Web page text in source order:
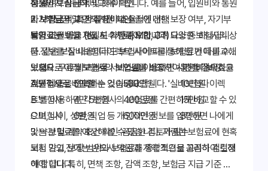
히 알려드립니다.
상품인지 꼼꼼히 비교해야 합니다. 예를 들어, 입원비와 통원
비 보장금액, 특정 질병이나 수술에 대한 보장 여부, 자기부
담금 비율 등을 면밀히 확인해야 합니다. 다양한 보험사의 상
품 정보를 '실비보험다이렉트' 사이트를 통해 한 번에 비교해
보세요. 무료 비교견적 서비스를 이용하면 시간을 절약하고
효율적으로 비교할 수 있습니다.
통원비 보장 금액 및 횟수 확인
자기부담금 및 면책기간 확인
특약 조건 비교 (ex. 도수치료, MRI, CT)
2. 보험료 비교: 가격 대비 효율적인 선택
보험료는 보험 가입 시 가장 중요한 고려 요소 중 하나입니
다. 같은 보장 내용이라도 보험사에 따라 보험료가 다를 수
있으므로 여러 보험사의 보험료를 비교하여 가격 대비 효율
적인 상품을 선택하는 것이 중요합니다. '실비보험다이렉
트'를 이용하면 각 보험사의 보험료를 간편하게 비교할 수 있
으며, 나이, 성별, 직업 등 개인적인 정보를 입력하면 나에게
맞는 보험료를 예상해 볼 수 있습니다. 저렴한 보험료에 현혹
되지 말고, 보장 범위와 보험료를 종합적으로 고려하여 결정
해야 합니다.
보험사 월 보험료 입원비 보장
통원비 보장
A 보험사
5만원 500만원
10만원
B 보험사
4만 5천원 400만원
15만원
C 보험사
6만원 600만원
8만원
3. 약관 및 계약 조건 확인: 꼼꼼한 검토가 필수
보험 가입 전에는 반드시 약관과 계약 조건을 꼼꼼히 검토해
야 합니다. 특히, 면책 조항, 감액 조항, 보험금 지급 기준 등